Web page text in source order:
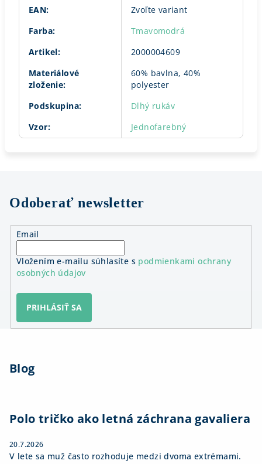
EAN:
Zvoľte variant
Farba:
Tmavomodrá
Artikel:
2000004609
Materiálové
zloženie:
60% bavlna, 40%
polyester
Podskupina:
Dlhý rukáv
Vzor: Jednofarebný
Odoberať newsletter
Email
Vložením e-mailu súhlasíte s podmienkami ochrany
osobných údajov
PRIHLÁSIŤ SA
Blog
Polo tričko ako letná záchrana gavaliera
20.7.2026
V lete sa muž často rozhoduje medzi dvoma extrémami.